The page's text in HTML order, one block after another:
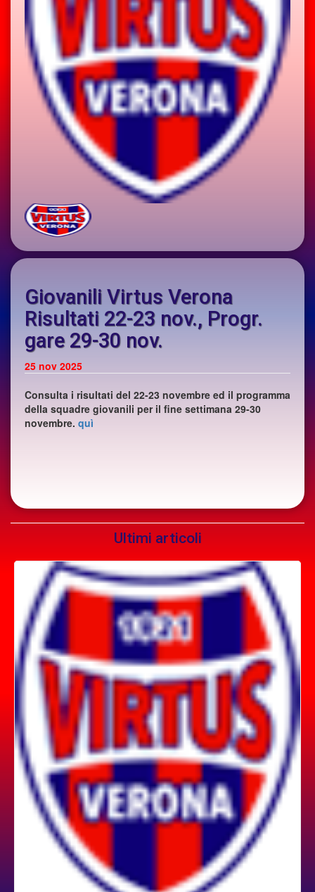
Giovanili Virtus Verona
Risultati 22-23 nov., Progr.
gare 29-30 nov.
25 nov 2025
Consulta i risultati del 22-23 novembre ed il programma
della squadre giovanili per il fine settimana 29-30
novembre. quì
Ultimi articoli